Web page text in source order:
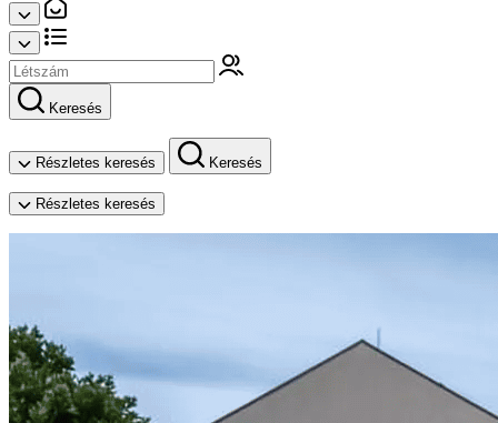
Keresés
Részletes keresés Keresés
Részletes keresés